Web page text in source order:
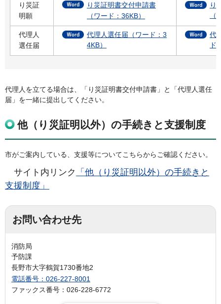
り災証
明願
り災証明書交付申請書
（ワード：36KB）
り
代理人
選任届
代理人選任届（ワード：3
4KB）
代
ド
代理人を立てる場合は、「り災証明書交付申請書」と「代理人選任
届」を一緒に提出してください。
他（り災証明以外）の手続きと支援制度
市がご案内している、支援等についてこちらからご確認ください。
サイト内リンク
「他（り災証明以外）の手続きと
支援制度」
お問い合わせ先
消防局
予防課
長野市大字鶴賀1730番地2
電話番号：026-227-8001
ファックス番号：026-228-6772